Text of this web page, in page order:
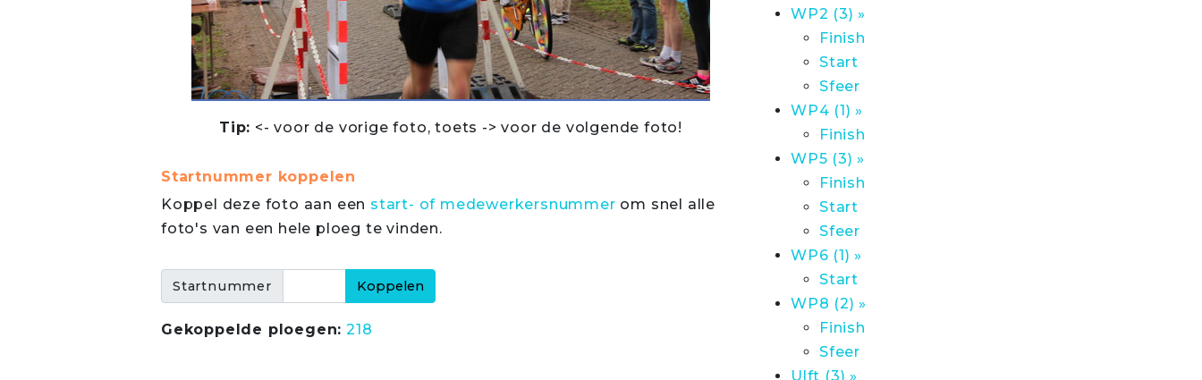
Tip: <- voor de vorige foto, toets -> voor de volgende foto!
Startnummer koppelen
Koppel deze foto aan een start- of medewerkersnummer om snel alle
foto's van een hele ploeg te vinden.
Startnummer
Gekoppelde ploegen: 218
WP2 (3) »
Finish
Start
Sfeer
WP4 (1) »
Finish
WP5 (3) »
Finish
Start
Sfeer
WP6 (1) »
Start
WP8 (2) »
Finish
Sfeer
Ulft (3) »